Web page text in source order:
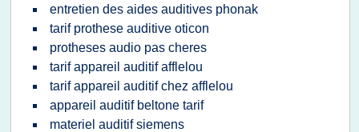
entretien des aides auditives phonak
tarif prothese auditive oticon
protheses audio pas cheres
tarif appareil auditif afflelou
tarif appareil auditif chez afflelou
appareil auditif beltone tarif
materiel auditif siemens